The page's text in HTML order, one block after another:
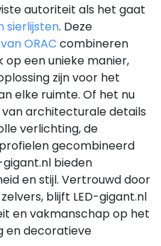
autoriteit als het gaat
sierlijsten. Deze
ORAC combineren
een unieke manier,
zijn voor het
elke ruimte. Of het nu
architecturale details
verlichting, de
gecombineerd
gigant.nl bieden
en stijl. Vertrouwd door
blijft LED-gigant.nl
en vakmanschap op het
en decoratieve